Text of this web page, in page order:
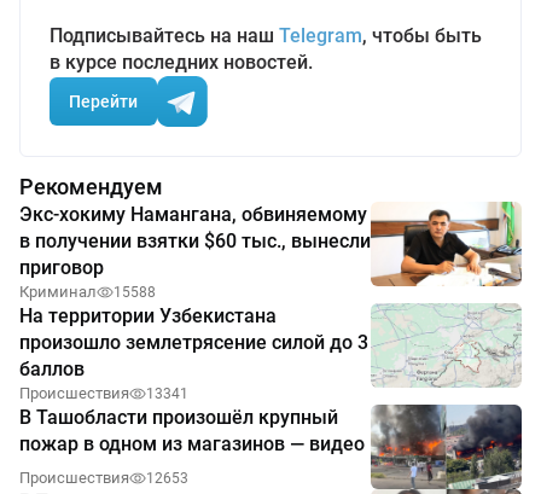
Подписывайтесь на наш Telegram, чтобы быть
в курсе последних новостей.
Перейти
Рекомендуем
Экс-хокиму Намангана, обвиняемому
в получении взятки $60 тыс., вынесли
приговор
Криминал 15588
На территории Узбекистана
произошло землетрясение силой до 3
баллов
Происшествия 13341
В Ташобласти произошёл крупный
пожар в одном из магазинов — видео
Происшествия 12653